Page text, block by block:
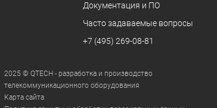
Документация и ПО
Часто задаваемые вопросы
+7 (495) 269-08-81
2025 © QTECH - разработка и производство
телекоммуникационного оборудования
Карта сайта